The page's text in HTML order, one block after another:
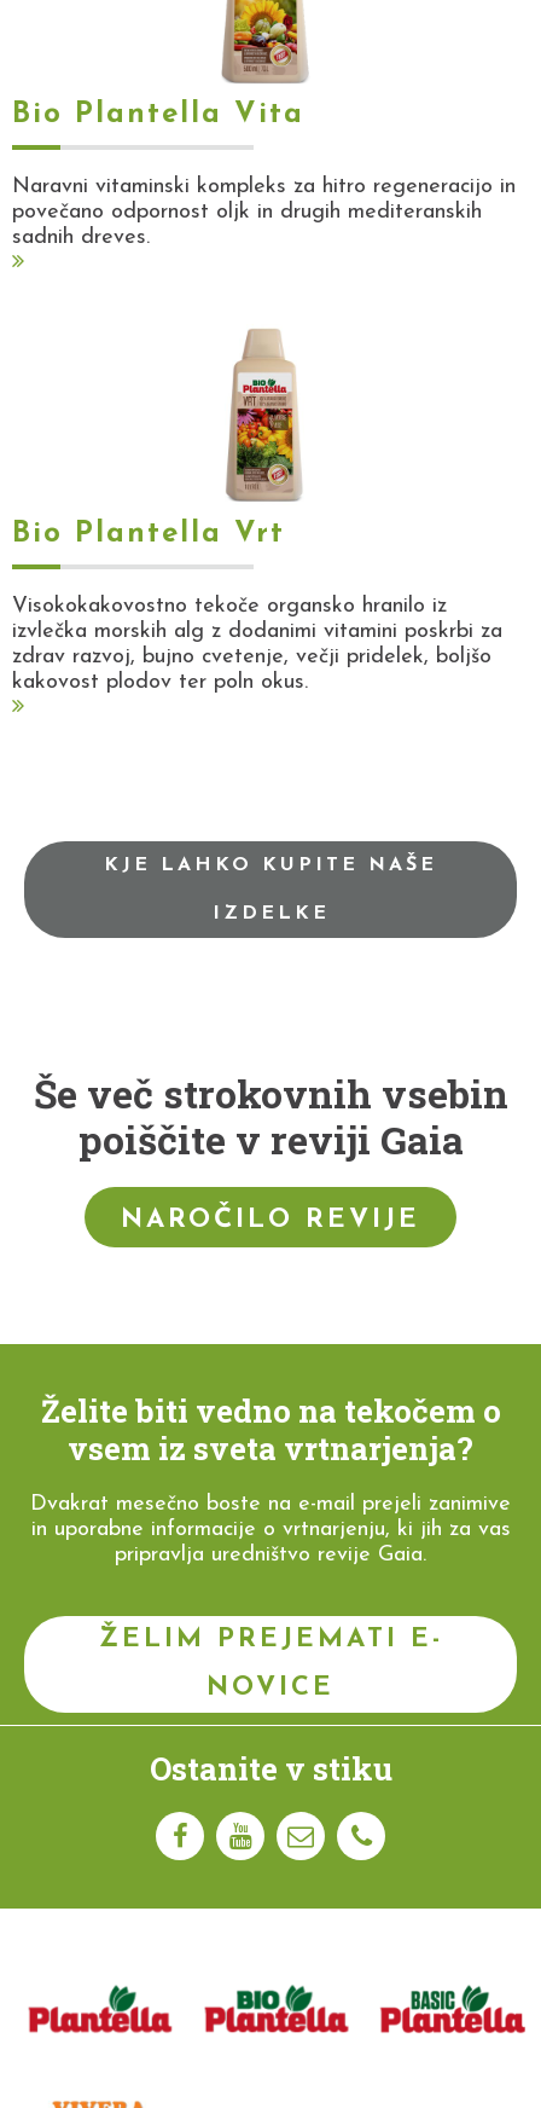
Bio Plantella Vita
Naravni vitaminski kompleks za hitro regeneracijo in
povečano odpornost oljk in drugih mediteranskih
sadnih dreves.
Bio Plantella Vrt
Visokokakovostno tekoče organsko hranilo iz
izvlečka morskih alg z dodanimi vitamini poskrbi za
zdrav razvoj, bujno cvetenje, večji pridelek, boljšo
kakovost plodov ter poln okus.
KJE LAHKO KUPITE NAŠE
IZDELKE
Še več strokovnih vsebin
poiščite v reviji Gaia
NAROČILO REVIJE
Želite biti vedno na tekočem o
vsem iz sveta vrtnarjenja?
Dvakrat mesečno boste na e-mail prejeli zanimive
in uporabne informacije o vrtnarjenju, ki jih za vas
pripravlja uredništvo revije Gaia.
ŽELIM PREJEMATI E-
NOVICE
Ostanite v stiku